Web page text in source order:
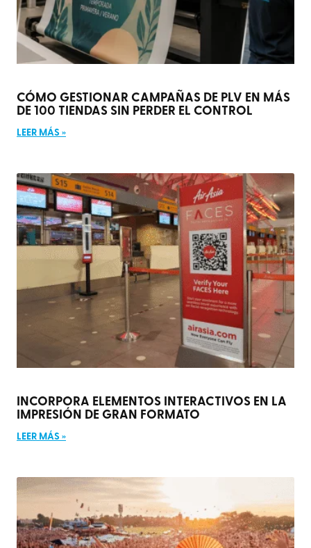
CÓMO GESTIONAR CAMPAÑAS DE PLV EN MÁS
DE 100 TIENDAS SIN PERDER EL CONTROL
LEER MÁS »
INCORPORA ELEMENTOS INTERACTIVOS EN LA
IMPRESIÓN DE GRAN FORMATO
LEER MÁS »